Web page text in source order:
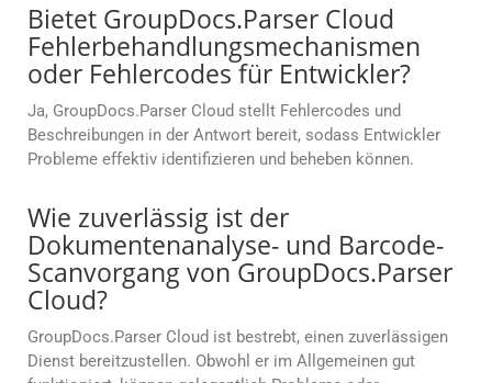
Bietet GroupDocs.Parser Cloud
Fehlerbehandlungsmechanismen
oder Fehlercodes für Entwickler?
Ja, GroupDocs.Parser Cloud stellt Fehlercodes und
Beschreibungen in der Antwort bereit, sodass Entwickler
Probleme effektiv identifizieren und beheben können.
Wie zuverlässig ist der
Dokumentenanalyse- und Barcode-
Scanvorgang von GroupDocs.Parser
Cloud?
GroupDocs.Parser Cloud ist bestrebt, einen zuverlässigen
Dienst bereitzustellen. Obwohl er im Allgemeinen gut